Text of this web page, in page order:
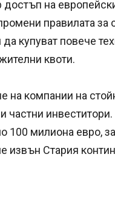
на
правилата за
купуват повече
квоти.
на компании на
частни
100 милиона евро,
извън Стария